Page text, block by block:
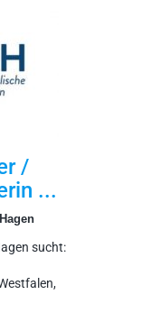
/
...
sucht: